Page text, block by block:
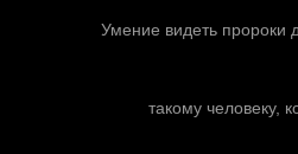
Умение видеть пророки
такому человеку,